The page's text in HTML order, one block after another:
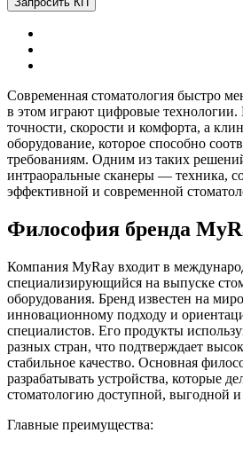
Современная стоматология быстро
в этом играют цифровые
точности, скорости и комфорта, а
оборудование, которое способно
требованиям. Одним из таких
интраоральные сканеры — техника,
эффективной и современной
Философия бренда
Компания MyRay входит в
специализирующийся на выпуске
оборудования. Бренд известен на
инновационному подходу и
специалистов. Его продукты
разных стран, что подтверждает
стабильное качество. Основная
разрабатывать устройства, которые
стоматологию доступной, выгодной
Главные преимущества: